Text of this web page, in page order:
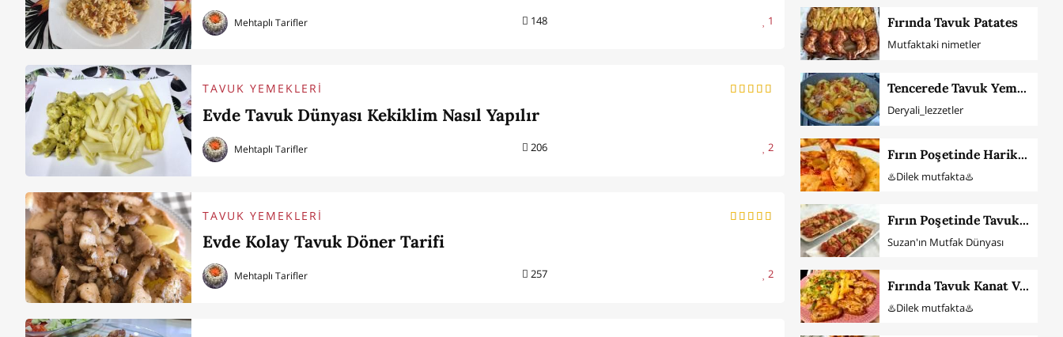
148 1
Mehtaplı Tarifler
TAVUK YEMEKLERİ
Evde Tavuk Dünyası Kekiklim Nasıl Yapılır
206 2
Mehtaplı Tarifler
TAVUK YEMEKLERİ
Evde Kolay Tavuk Döner Tarifi
257 2
Mehtaplı Tarifler
Fırında Tavuk Patates
Mutfaktaki nimetler
Tencerede Tavuk Yemeği
Deryali_lezzetler
Fırın Poşetinde Harika Soslu Tavuk Baget Ve Patates
♨️Dilek mutfakta♨️
Fırın Poşetinde Tavuk Çöp Şiş
Suzan'ın Mutfak Dünyası
Fırında Tavuk Kanat Ve Patates (Mangal Tadında)
♨️Dilek mutfakta♨️